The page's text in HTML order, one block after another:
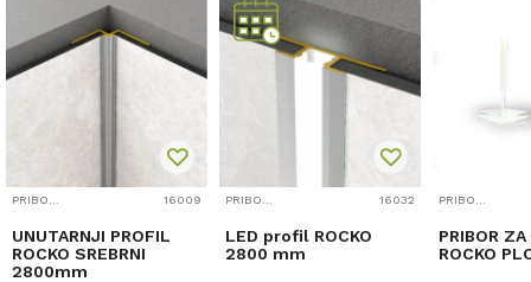
16009
UNUTARNJI PROFIL
ROCKO SREBRNI
2800mm
16032
LED profil ROCKO
2800 mm
PRIBOR
ROCKO